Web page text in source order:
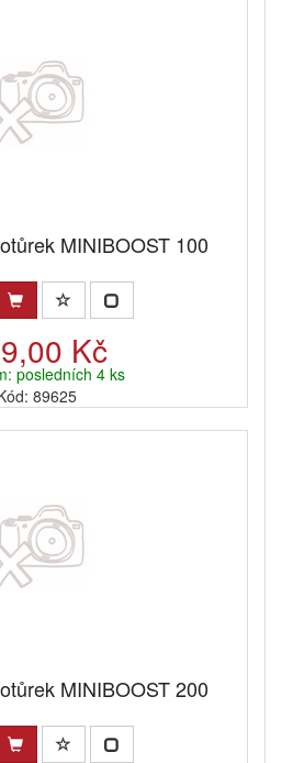
MINIBOOST 100
Kč
posledních 4 ks
89625
MINIBOOST 200